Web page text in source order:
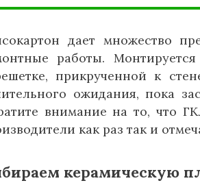
дает множество
работы.
прикрученной к
ожидания, пока
внимание на то, что
как раз так и
керамическую